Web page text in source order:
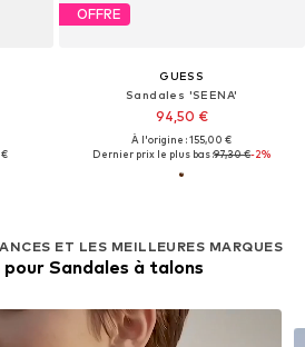
€
OFFRE
GUESS
Sandales 'SEENA'
94,50 €
À l'origine : 155,00 €
Dernier prix le plus bas :97,30 €-2%
ET LES MEILLEURES MARQUES
Sandales à talons